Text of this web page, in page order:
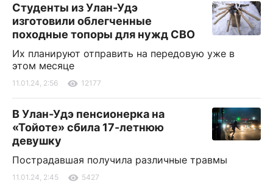
Студенты из Улан-Удэ
изготовили облегченные
походные топоры для нужд СВО
Их планируют отправить на передовую уже в
этом месяце
11.01.24, 2:56 12177
В Улан-Удэ пенсионерка на
«Тойоте» сбила 17-летнюю
девушку
Пострадавшая получила различные травмы
11.01.24, 2:45 5427